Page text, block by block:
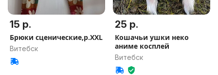
15 р.
Брюки сценические,р.XXL
Витебск
25 р.
Кошачьи ушки неко
аниме косплей
Витебск